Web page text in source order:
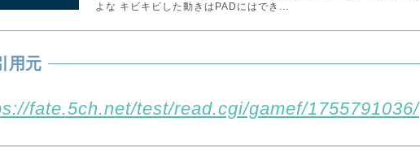
よな キビキビした動きはPADにはでき...
fate.5ch.net/test/read.cgi/gamef/1755791036/